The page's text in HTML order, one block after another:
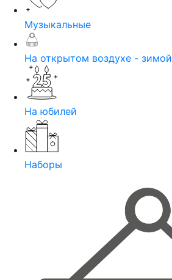
Музыкальные
На открытом воздухе - зимой
На юбилей
Наборы